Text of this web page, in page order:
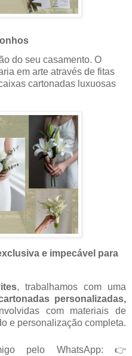
do seu casamento. O
em arte através de fitas
cartonadas luxuosas
e impecável para
, trabalhamos com uma
personalizadas,
com materiais de
e personalização completa.
pelo WhatsApp: 👉